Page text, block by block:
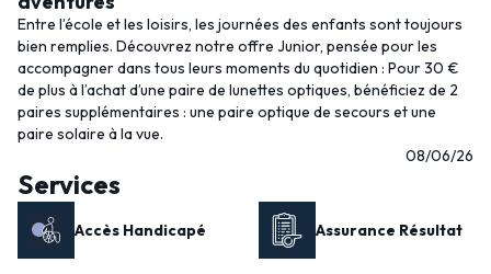
Entre l’école et les loisirs, les journées des enfants sont toujours
bien remplies. Découvrez notre offre Junior, pensée pour les
accompagner dans tous leurs moments du quotidien : Pour 30 €
de plus à l’achat d’une paire de lunettes optiques, bénéficiez de 2
paires supplémentaires : une paire optique de secours et une
paire solaire à la vue.
08/06/26
Services
Accès Handicapé Assurance Résultat